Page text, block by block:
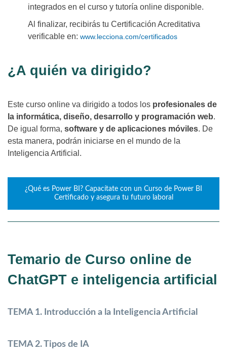
integrados en el curso y tutoría online disponible.
Al finalizar, recibirás tu Certificación Acreditativa
verificable en: www.lecciona.com/certificados
¿A quién va dirigido?
Este curso online va dirigido a todos los profesionales de
la informática, diseño, desarrollo y programación web.
De igual forma, software y de aplicaciones móviles. De
esta manera, podrán iniciarse en el mundo de la
Inteligencia Artificial.
¿Qué es Power BI? Capacítate con un Curso de Power BI
Certificado y asegura tu futuro laboral
Temario de Curso online de
ChatGPT e inteligencia artificial
TEMA 1. Introducción a la Inteligencia Artificial
TEMA 2. Tipos de IA